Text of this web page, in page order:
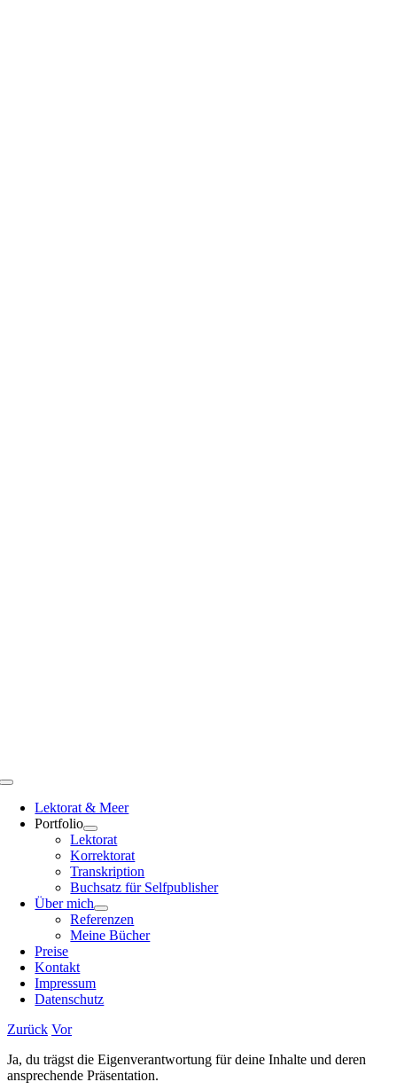
Toggle
NavigationLektorat & Meer
Portfolio
Lektorat
Korrektorat
Transkription
Buchsatz für Selfpublisher
Über mich
Referenzen
Meine Bücher
Preise
Kontakt
Impressum
Datenschutz
Zurück Vor
Ja, du trägst die Eigenverantwortung für deine Inhalte und deren
ansprechende Präsentation.